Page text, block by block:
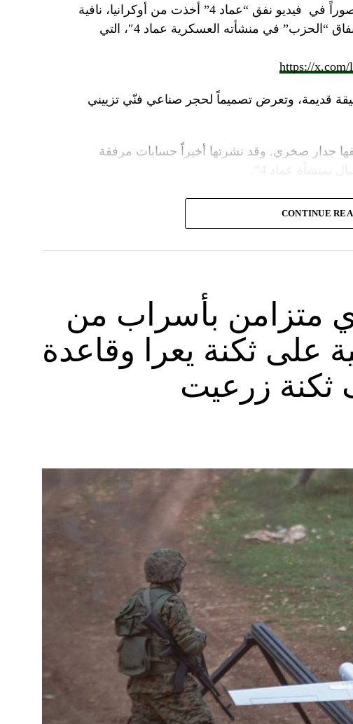
في فيديو
نفق “عماد 4” أخذت من أوكرانيا، نافية
المزاعم المتداولة حول صورة “ملتقطة داخل أنفاق “الحزب” في منشأته العسكرية عماد 4″، التي
https://x.com/
قديمة، وتعرض تصميماً لحجر صناعي فنّي تزييني
جدار صخري. وقد نشرتها أخيراً حسابات مرفقة
منشأة عسكرية تحمل اسم “عماد 4″، نسبة الى القائد العسكري في “الحزب” عماد مغنية الذي
CONTINUE
متزامن بأسراب من
على ثكنة يعرا وقاعدة
زرعيت